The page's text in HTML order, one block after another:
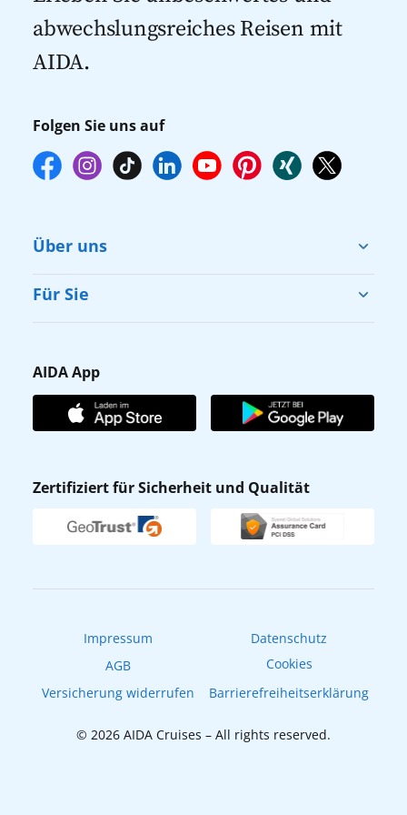
Ihrer Lieblingsausflüge vor Reisebeginn
online über myAIDA vorzunehmen.
abwechslungsreiches Reisen mit
AIDA.
Folgen Sie uns auf
Über uns
Cruise & Help
Karriere
Affiliateprogramm
Verhaltens- & Ethikkodex
Newsletter
Für Sie
Gästefragebogen
AIDA Club
AIDA App
AIDA App
Zertifiziert für Sicherheit und Qualität
Impressum
Datenschutz
AGB
Cookies
Versicherung widerrufen
Barrierefreiheitserklärung
© 2026 AIDA Cruises – All rights reserved.